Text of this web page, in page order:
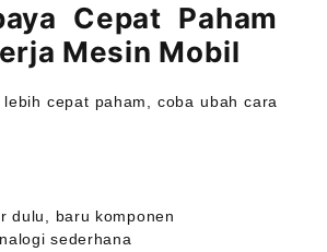
Cepat Paham
Mesin Mobil
lebih cepat paham, coba ubah cara
dulu, baru komponen
sederhana